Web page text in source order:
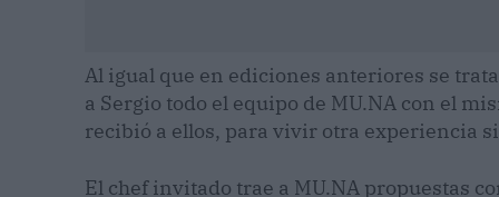
Al igual que en ediciones anteriores se
a Sergio todo el equipo de MU.NA con el
recibió a ellos, para vivir otra experiencia
El chef invitado trae a MU.NA propuestas